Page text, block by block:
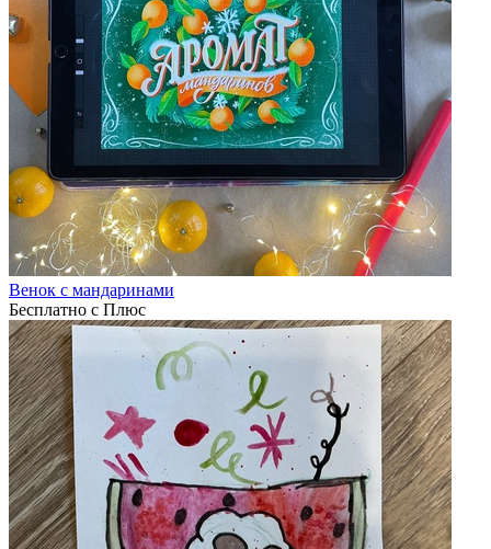
Венок с мандаринами
Бесплатно с Плюс